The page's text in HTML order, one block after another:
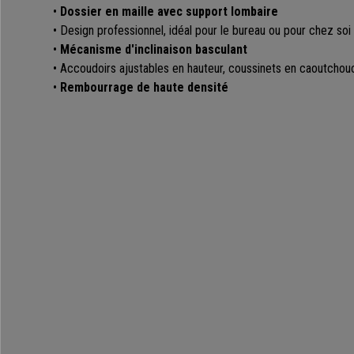
• Dossier en maille avec support lombaire
• Design professionnel, idéal pour le bureau ou pour chez soi
• Mécanisme d'inclinaison basculant
• Accoudoirs ajustables en hauteur, coussinets en
• Rembourrage de haute densité